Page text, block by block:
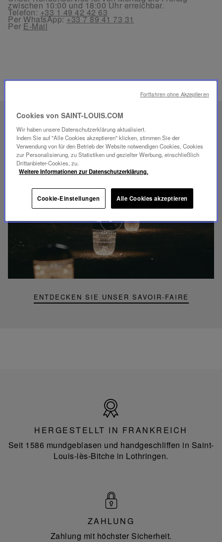
zwischen 10:00 und 18:00 Uhr erreichbar.
Telefon:+33 1 49 42 42 63
Per WhatsApp:+33 7 89 41 73 31
Per E-Mail
EINZIGARTIGES
SAVOIR-FAIRE
FOLIA BELEUCHTUNG
ENTDECKEN SIE UNSER SAVOIR-FAIRE
Video
YouTube-
Video,
Folia
Mini-
Portable-
Frankreich
HERGESTELLT IN FRANKREICH
Seit 1586 mundgeblasen und handgeschliffen in Saint-
Louis-lès-Bitche in Lothringen.
ZAHLUNG
Zahlung mit höchster Sicherheit.
Cookies von SAINT-LOUIS.COM
Wir haben unsere Datenschutzerklärung aktualisiert.
Indem Sie auf "Alle Cookies akzeptieren" klicken, stimmen Sie der
Verwendung von für den Betrieb der Website notwendigen Cookies, Cookies
zur Personalisierung, zu Statistiken und gezielter Werbung, einschließlich
Drittanbieter-Cookies, zu.
Weitere Informationen zur Datenschutzerklärung.
Cookie-Einstellungen Alle Cookies akzeptieren
Fortfahren ohne Akzeptieren